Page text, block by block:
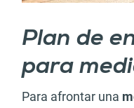
Plan de
para
Para afrontar una